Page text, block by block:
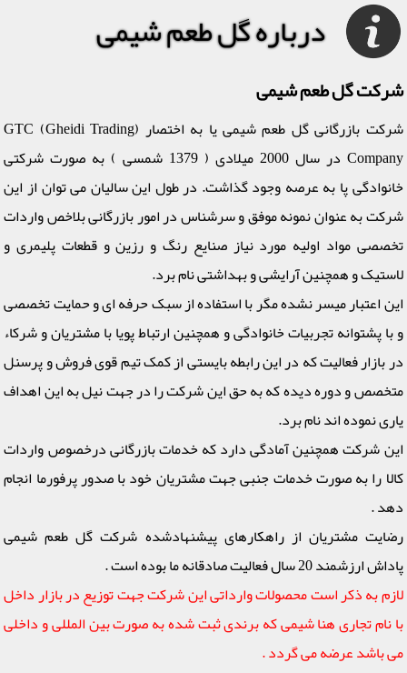
درباره گل طعم شیمی
شرکت گل طعم شیمی
شرکت بازرگانی گل طعم شیمی یا به اختصار (GTC (Gheidi Trading
Company در سال 2000 میلادی ( 1379 شمسی ) به صورت شرکتی
خانوادگی پا به عرصه وجود گذاشت. در طول این سالیان می توان از این
شرکت به عنوان نمونه موفق و سرشناس در امور بازرگانی بلاخص واردات
تخصصی مواد اولیه مورد نیاز صنایع رنگ و رزین و قطعات پلیمری و
لاستیک و همچنین آرایشی و بهداشتی نام برد.
این اعتبار میسر نشده مگر با استفاده از سبک حرفه ای و حمایت تخصصی
و با پشتوانه تجربیات خانوادگی و همچنین ارتباط پویا با مشتریان و شرکاء
در بازار فعالیت که در این رابطه بایستی از کمک تیم قوی فروش و پرسنل
متخصص و دوره دیده که به حق این شرکت را در جهت نیل به این اهداف
یاری نموده اند نام برد.
این شرکت همچنین آمادگی دارد که خدمات بازرگانی درخصوص واردات
کالا را به صورت خدمات جنبی جهت مشتریان خود با صدور پرفورما انجام
دهد .
رضایت مشتریان از راهکارهای پیشنهادشده شرکت گل طعم شیمی
پاداش ارزشمند 20 سال فعالیت صادقانه ما بوده است .
لازم به ذکر است محصولات وارداتی این شرکت جهت توزیع در بازار داخل
با نام تجاری هنا شیمی که برندی ثبت شده به صورت بین المللی و داخلی
می باشد عرضه می گردد .